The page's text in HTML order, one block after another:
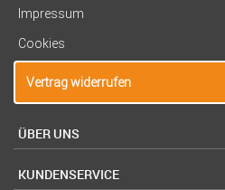
Impressum
Cookies
Vertrag widerrufen
ÜBER UNS
KUNDENSERVICE